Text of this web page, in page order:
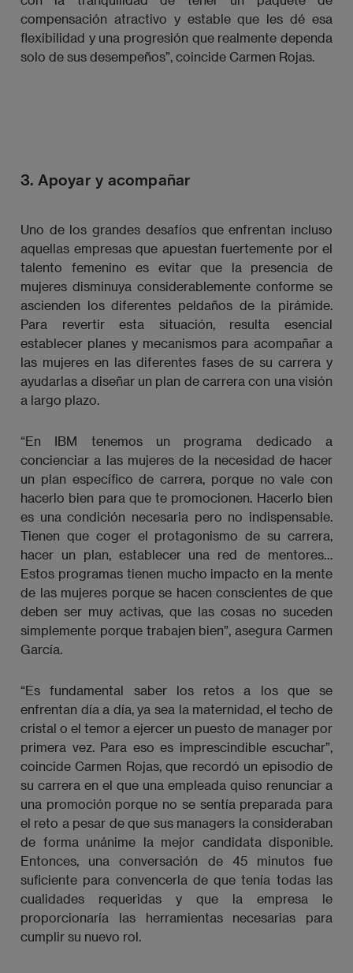
compensación atractivo y estable que les dé esa
flexibilidad y una progresión que realmente dependa
solo de sus desempeños”, coincide Carmen Rojas.
3. Apoyar y acompañar
Uno de los grandes desafíos que enfrentan incluso
aquellas empresas que apuestan fuertemente por el
talento femenino es evitar que la presencia de
mujeres disminuya considerablemente conforme se
ascienden los diferentes peldaños de la pirámide.
Para revertir esta situación, resulta esencial
establecer planes y mecanismos para acompañar a
las mujeres en las diferentes fases de su carrera y
ayudarlas a diseñar un plan de carrera con una visión
a largo plazo.
“En IBM tenemos un programa dedicado a
concienciar a las mujeres de la necesidad de hacer
un plan específico de carrera, porque no vale con
hacerlo bien para que te promocionen. Hacerlo bien
es una condición necesaria pero no indispensable.
Tienen que coger el protagonismo de su carrera,
hacer un plan, establecer una red de mentores…
Estos programas tienen mucho impacto en la mente
de las mujeres porque se hacen conscientes de que
deben ser muy activas, que las cosas no suceden
simplemente porque trabajen bien”, asegura Carmen
García.
“Es fundamental saber los retos a los que se
enfrentan día a día, ya sea la maternidad, el techo de
cristal o el temor a ejercer un puesto de manager por
primera vez. Para eso es imprescindible escuchar”,
coincide Carmen Rojas, que recordó un episodio de
su carrera en el que una empleada quiso renunciar a
una promoción porque no se sentía preparada para
el reto a pesar de que sus managers la consideraban
de forma unánime la mejor candidata disponible.
Entonces, una conversación de 45 minutos fue
suficiente para convencerla de que tenía todas las
cualidades requeridas y que la empresa le
proporcionaría las herramientas necesarias para
cumplir su nuevo rol.